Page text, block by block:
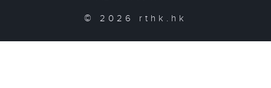
© 2026 rthk.hk